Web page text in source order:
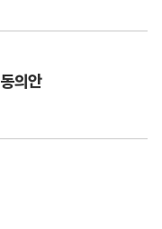
의안